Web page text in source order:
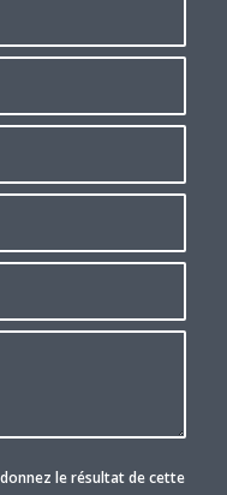
le résultat de cette